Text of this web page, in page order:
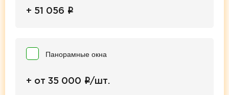
+ 51 056 i
Панорамные окна
+ от 35 000 i/шт.